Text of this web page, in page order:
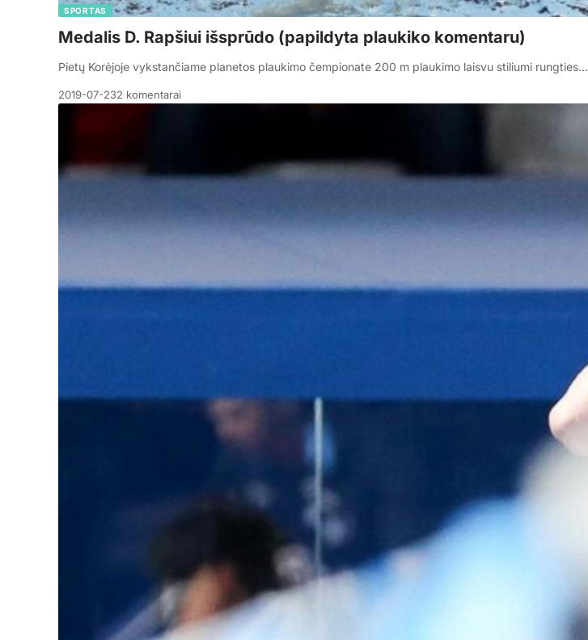
SPORTAS
Medalis D. Rapšiui išsprūdo (papildyta plaukiko komentaru)
Pietų Korėjoje vykstančiame planetos plaukimo čempionate 200 m plaukimo laisvu stiliumi rungties…
2019-07-232 komentarai